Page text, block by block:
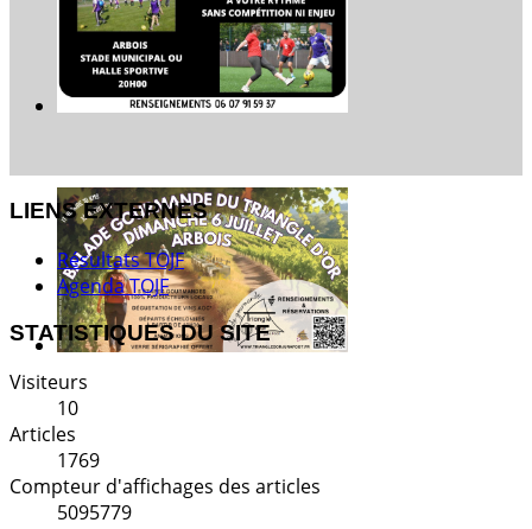
LIENS EXTERNES
Résultats TOJF
Agenda TOJF
STATISTIQUES DU SITE
Visiteurs
10
Articles
1769
Compteur d'affichages des articles
5095779